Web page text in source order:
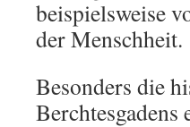
beispielsweise
der Menschheit.
Besonders die